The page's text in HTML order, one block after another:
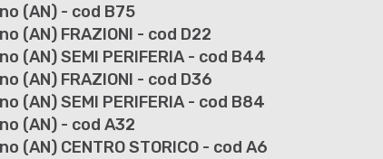
(AN) - cod B75
(AN) FRAZIONI - cod D22
SEMI PERIFERIA - cod B44
(AN) FRAZIONI - cod D36
SEMI PERIFERIA - cod B84
(AN) - cod A32
CENTRO STORICO - cod A6